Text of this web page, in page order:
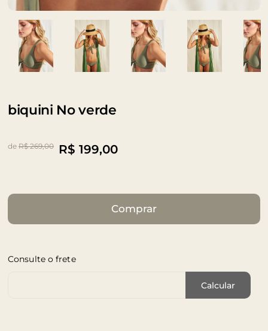
biquini No verde
de R$ 269,00 R$ 199,00
Comprar
Consulte o frete
Calcular